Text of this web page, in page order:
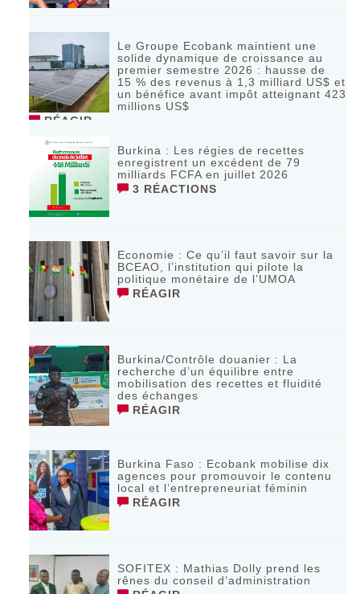
Le Groupe Ecobank maintient une
solide dynamique de croissance au
premier semestre 2026 : hausse de
15 % des revenus à 1,3 milliard US$ et
un bénéfice avant impôt atteignant 423
millions US$
RÉAGIR
Burkina : Les régies de recettes
enregistrent un excédent de 79
milliards FCFA en juillet 2026
3 RÉACTIONS
Economie : Ce qu’il faut savoir sur la
BCEAO, l’institution qui pilote la
politique monétaire de l’UMOA
RÉAGIR
Burkina/Contrôle douanier : La
recherche d’un équilibre entre
mobilisation des recettes et fluidité
des échanges
RÉAGIR
Burkina Faso : Ecobank mobilise dix
agences pour promouvoir le contenu
local et l’entrepreneuriat féminin
RÉAGIR
SOFITEX : Mathias Dolly prend les
rênes du conseil d’administration